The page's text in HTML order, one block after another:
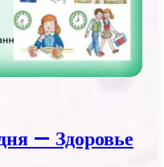
— Здоровье